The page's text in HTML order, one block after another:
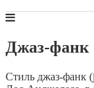
Джаз-фанк
Стиль джаз-фанк